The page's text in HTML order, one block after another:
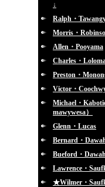
↓
Ralph・
Morris・
Allen・Pooyama
Charles・
Preston・
Victor・
Michael・
mawywesa）
Glenn・Lucas
Bernard・
Bueford・
Lawrence・
★Wilmer・